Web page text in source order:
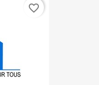
favorite_border